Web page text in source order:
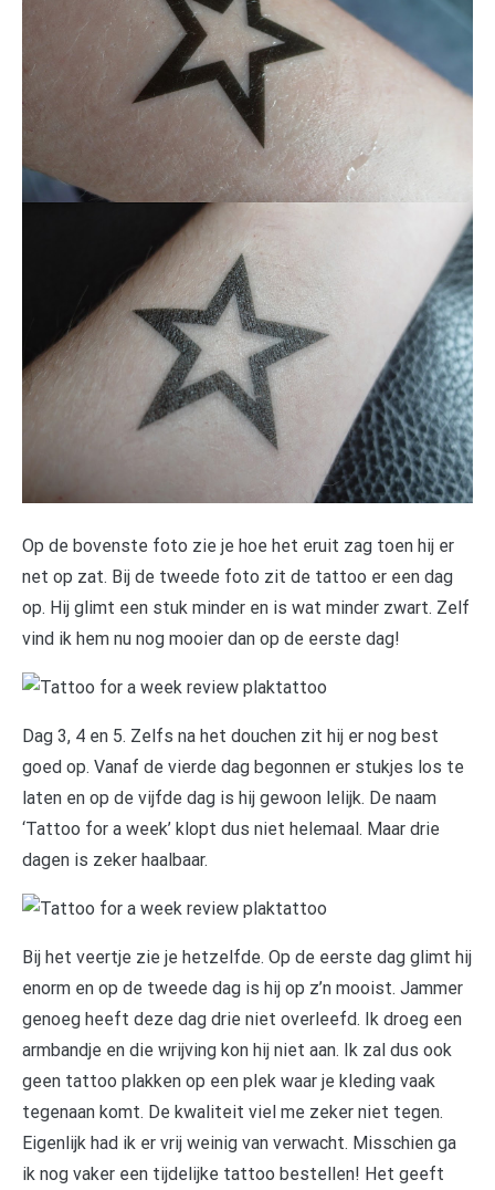
Op de bovenste foto zie je hoe het eruit zag toen hij er
net op zat. Bij de tweede foto zit de tattoo er een dag
op. Hij glimt een stuk minder en is wat minder zwart. Zelf
vind ik hem nu nog mooier dan op de eerste dag!
Dag 3, 4 en 5. Zelfs na het douchen zit hij er nog best
goed op. Vanaf de vierde dag begonnen er stukjes los te
laten en op de vijfde dag is hij gewoon lelijk. De naam
‘Tattoo for a week’ klopt dus niet helemaal. Maar drie
dagen is zeker haalbaar.
Bij het veertje zie je hetzelfde. Op de eerste dag glimt hij
enorm en op de tweede dag is hij op z’n mooist. Jammer
genoeg heeft deze dag drie niet overleefd. Ik droeg een
armbandje en die wrijving kon hij niet aan. Ik zal dus ook
geen tattoo plakken op een plek waar je kleding vaak
tegenaan komt. De kwaliteit viel me zeker niet tegen.
Eigenlijk had ik er vrij weinig van verwacht. Misschien ga
ik nog vaker een tijdelijke tattoo bestellen! Het geeft